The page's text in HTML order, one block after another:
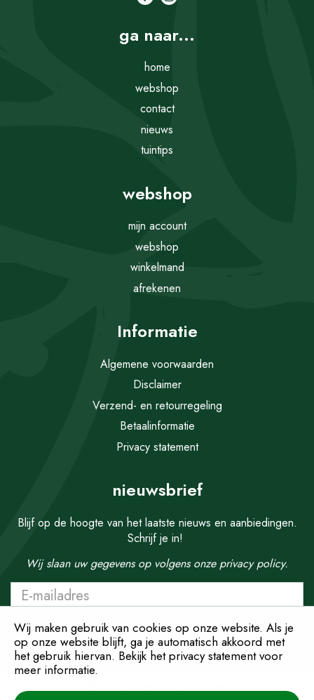
ga naar...
home
webshop
contact
nieuws
tuintips
webshop
mijn account
webshop
winkelmand
afrekenen
Informatie
Algemene voorwaarden
Disclaimer
Verzend- en retourregeling
Betaalinformatie
Privacy statement
nieuwsbrief
Blijf op de hoogte van het laatste nieuws en aanbiedingen.
Schrijf je in!
Wij slaan uw gegevens op volgens onze privacy policy.
Wij maken gebruik van cookies op onze website. Als je
op onze website blijft, ga je automatisch akkoord met
het gebruik hiervan. Bekijk het privacy statement voor
meer informatie.